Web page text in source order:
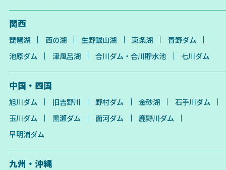
関西
琵琶湖 西の湖 生野銀山湖 東条湖
青野ダム
池原ダム
津風呂湖 合川ダム・合川貯水池 七川ダム
中国・四国
旭川ダム 旧吉野川 野村ダム 金砂湖
石手川ダム
玉川ダム
黒瀬ダム 面河ダム
鹿野川ダム
早明浦ダム
九州・沖縄